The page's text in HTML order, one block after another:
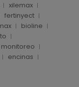
xilemax
fertinyect
bioline
monitoreo
encinas